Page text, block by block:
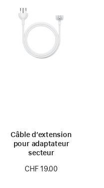
Câble d’extension
pour adaptateur
secteur
CHF 19.00